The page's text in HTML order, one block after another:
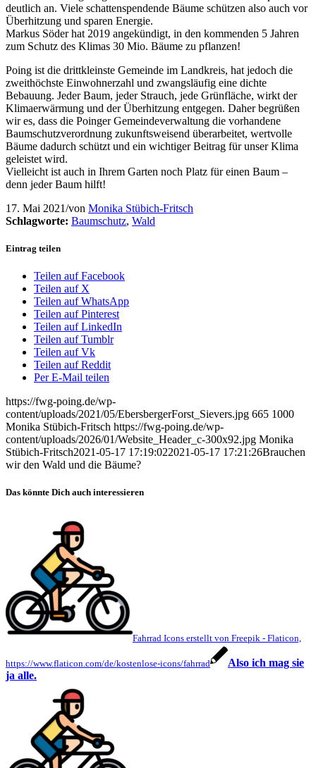
deutlich an. Viele schattenspendende Bäume schützen also auch vor
Überhitzung und sparen Energie.
Markus Söder hat 2019 angekündigt, in den kommenden 5 Jahren
zum Schutz des Klimas 30 Mio. Bäume zu pflanzen!
Poing ist die drittkleinste Gemeinde im Landkreis, hat jedoch die
zweithöchste Einwohnerzahl und zwangsläufig eine dichte
Bebauung. Jeder Baum, jeder Strauch, jede Grünfläche, wirkt der
Klimaerwärmung und der Überhitzung entgegen. Daher begrüßen
wir es, dass die Poinger Gemeindeverwaltung die vorhandene
Baumschutzverordnung zukunftsweisend überarbeitet, wertvolle
Bäume dadurch schützt und ein wichtiger Beitrag für unser Klima
geleistet wird.
Vielleicht ist auch in Ihrem Garten noch Platz für einen Baum –
denn jeder Baum hilft!
17. Mai 2021/von Monika Stübich-Fritsch
Schlagworte: Baumschutz, Wald
Eintrag teilen
Teilen auf Facebook
Teilen auf X
Teilen auf WhatsApp
Teilen auf Pinterest
Teilen auf LinkedIn
Teilen auf Tumblr
Teilen auf Vk
Teilen auf Reddit
Per E-Mail teilen
https://fwg-poing.de/wp-
content/uploads/2021/05/EbersbergerForst_Sievers.jpg 665 1000
Monika Stübich-Fritsch https://fwg-poing.de/wp-
content/uploads/2026/01/Website_Header_c-300x92.jpg Monika
Stübich-Fritsch2021-05-17 17:19:022021-05-17 17:21:26Brauchen
wir den Wald und die Bäume?
Das könnte Dich auch interessieren
Fahrrad Icons erstellt von Freepik - Flaticon,
https://www.flaticon.com/de/kostenlose-icons/fahrrad
Also ich mag sie
ja alle.